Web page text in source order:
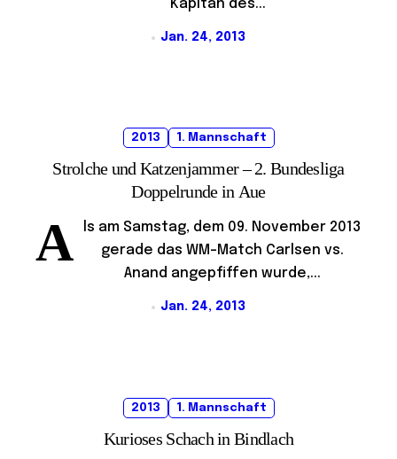
Kapitän des...
Jan. 24, 2013
2013 1. Mannschaft
Strolche und Katzenjammer – 2. Bundesliga
Doppelrunde in Aue
A
ls am Samstag, dem 09. November 2013
gerade das WM-Match Carlsen vs.
Anand angepfiffen wurde,...
Jan. 24, 2013
2013 1. Mannschaft
Kurioses Schach in Bindlach